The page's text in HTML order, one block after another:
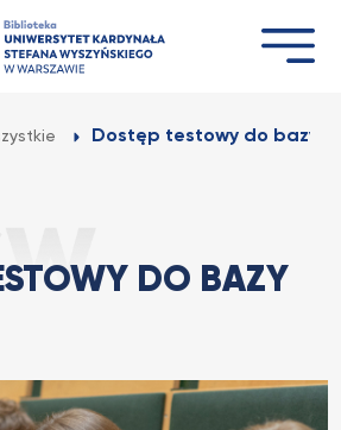
Dostęp testowy do bazy
DO BAZY